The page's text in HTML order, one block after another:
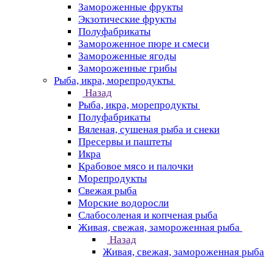
Замороженные фрукты
Экзотические фрукты
Полуфабрикаты
Замороженное пюре и смеси
Замороженные ягоды
Замороженные грибы
Рыба, икра, морепродукты
Назад
Рыба, икра, морепродукты
Полуфабрикаты
Вяленая, сушеная рыба и снеки
Пресервы и паштеты
Икра
Крабовое мясо и палочки
Морепродукты
Свежая рыба
Морские водоросли
Слабосоленая и копченая рыба
Живая, свежая, замороженная рыба
Назад
Живая, свежая, замороженная рыба